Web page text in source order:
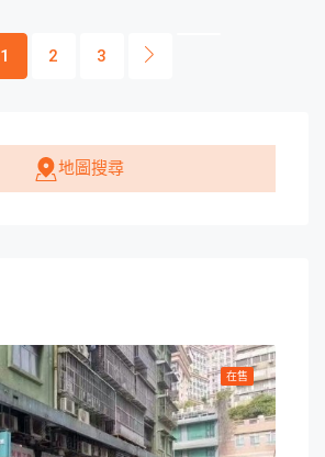
1 2 3
地圖搜尋
在售